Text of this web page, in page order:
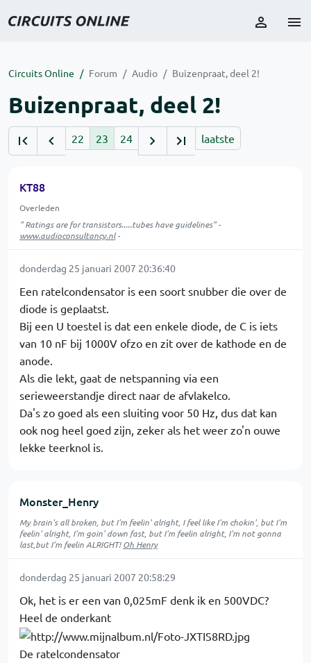
Circuits Online Forum Audio Buizenpraat, deel 2!
Buizenpraat, deel 2!
22 23 24 laatste
KT88
Overleden
" Ratings are for transistors.....tubes have guidelines" -
www.audioconsultancy.nl-
donderdag 25 januari 2007 20:36:40
Een ratelcondensator is een soort snubber die over de
diode is geplaatst.
Bij een U toestel is dat een enkele diode, de C is iets
van 10 nF bij 1000V ofzo en zit over de kathode en de
anode.
Als die lekt, gaat de netspanning via een
serieweerstandje direct naar de afvlakelco.
Da's zo goed als een sluiting voor 50 Hz, dus dat kan
ook nog heel goed zijn, zeker als het weer zo'n ouwe
lekke teerknol is.
Monster_Henry
My brain's all broken, but I'm feelin' alright, I feel like I'm chokin', but I'm
feelin' alright, I'm goin' down fast, but I'm feelin alright, I'm not gonna
last,but I'm feelin ALRIGHT!Oh Henry
donderdag 25 januari 2007 20:58:29
Ok, het is er een van 0,025mF denk ik en 500VDC?
Heel de onderkant
De ratelcondensator